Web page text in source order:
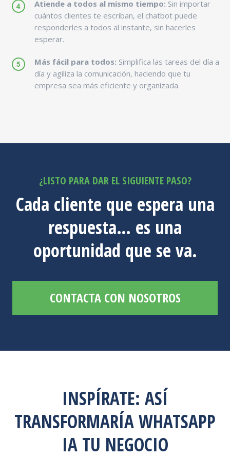
Atiende a todos al mismo tiempo: Sin importar
cuántos clientes te escriban, el chatbot puede
responderles a todos al instante, sin hacerles
esperar.
Más fácil para todos: Simplifica las tareas del día a
día y agiliza la comunicación, haciendo que tu
empresa sea más eficiente y organizada.
¿LISTO PARA DAR EL SIGUIENTE PASO?
Cada cliente que espera una
respuesta… es una
oportunidad que se va.
CONTACTA CON NOSOTROS
INSPÍRATE: ASÍ
TRANSFORMARÍA WHATSAPP
IA TU NEGOCIO